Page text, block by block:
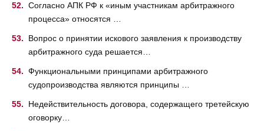
Согласно АПК РФ к «иным участникам арбитражного
процесса» относятся …
Вопрос о принятии искового заявления к производству
арбитражного суда решается…
Функциональными принципами арбитражного
судопроизводства являются принципы …
Недействительность договора, содержащего третейскую
оговорку…